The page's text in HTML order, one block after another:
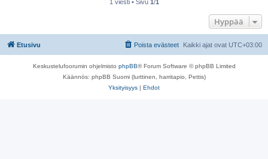
1 viesti • Sivu 1/1
Hyppää
Etusivu Kaikki ajat ovat UTC+03:00
Poista evästeet
Keskustelufoorumin ohjelmisto phpBB® Forum Software © phpBB Limited
Käännös: phpBB Suomi (lurttinen, harritapio, Pettis)
Yksityisyys | Ehdot